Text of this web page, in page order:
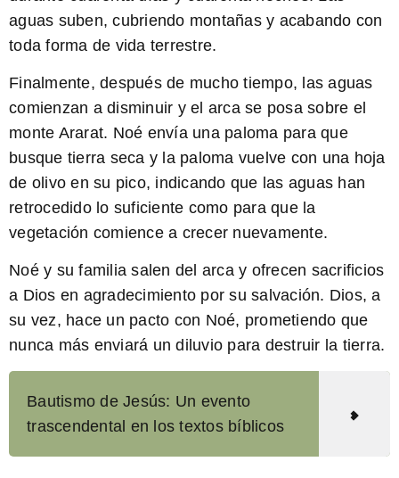
aguas suben, cubriendo montañas y acabando con
toda forma de vida terrestre.
Finalmente, después de mucho tiempo, las aguas
comienzan a disminuir y el arca se posa sobre el
monte Ararat. Noé envía una paloma para que
busque tierra seca y la paloma vuelve con una hoja
de olivo en su pico, indicando que las aguas han
retrocedido lo suficiente como para que la
vegetación comience a crecer nuevamente.
Noéy su familia salen del arca y ofrecen sacrificios
a Dios en agradecimiento por su salvación. Dios, a
su vez, hace un pacto con Noé, prometiendo que
nunca más enviará un diluvio para destruir la tierra.
Bautismo de Jesús: Un evento
trascendental en los textos bíblicos